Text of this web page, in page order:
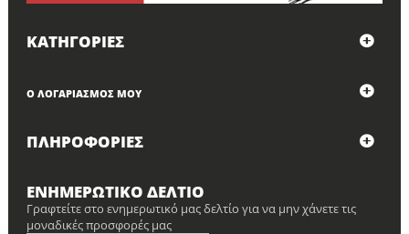
ΚΑΤΗΓΟΡΊΕΣ
Ο ΛΟΓΑΡΙΑΣΜΌΣ ΜΟΥ
ΠΛΗΡΟΦΟΡΊΕΣ
ΕΝΗΜΕΡΩΤΙΚΌ ΔΕΛΤΊΟ
Γραφτείτε στο ενημερωτικό μας δελτίο για να μην χάνετε τις
μοναδικές προσφορές μας